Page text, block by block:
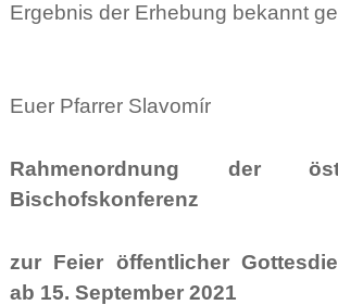
Ergebnis der Erhebung bekannt
Euer Pfarrer Slavomír
Rahmenordnung der
Bischofskonferenz
zur Feier öffentlicher
ab 15. September 2021